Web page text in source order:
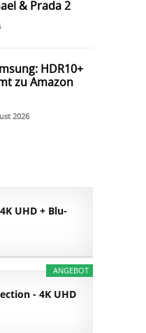
& Prada 2
HDR10+
zu Amazon
2026
UHD + Blu-
ANGEBOT
- 4K UHD